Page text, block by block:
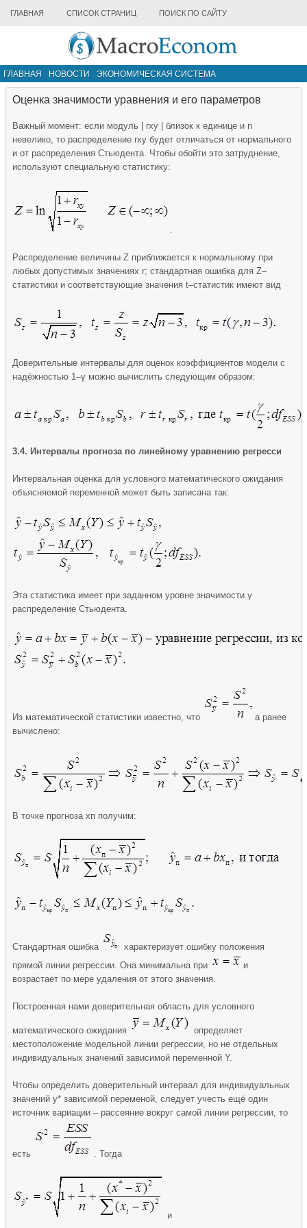
ГЛАВНАЯ СПИСОК СТРАНИЦ ПОИСК ПО САЙТУ
ГЛАВНАЯ НОВОСТИ
ЭКОНОМИЧЕСКАЯ СИСТЕМА
ИНФРАСТРУКТУРА РЫНКА
Оценка значимости уравнения и его параметров
Важный момент: если модуль | rxy | близок к единице и n
невелико, то распределение rxy будет отличаться от нормального
и от распределения Стьюдента. Чтобы обойти это затруднение,
используют специальную статистику:
Распределение величины Z приближается к нормальному при
любых допустимых значениях r; стандартная ошибка для Z–
статистики и соответствующие значения t–статистик имеют вид
Доверительные интервалы для оценок коэффициентов модели с
надёжностью 1–γ можно вычислить следующим образом:
3.4. Интервалы прогноза по линейному уравнению регресси
Интервальная оценка для условного математического ожидания
объясняемой переменной может быть записана так:
Эта статистика имеет при заданном уровне значимости γ
распределение Стьюдента.
Из математической статистики известно, что
а ранее
вычислено:
В точке прогноза xп получим:
Стандартная ошибка
характеризует ошибку положения
прямой линии регрессии. Она минимальна при
и
возрастает по мере удаления от этого значения.
Построенная нами доверительная область для условного
математического ожидания
определяет
местоположение модельной линии регрессии, но не отдельных
индивидуальных значений зависимой переменной Y.
Чтобы определить доверительный интервал для индивидуальных
значений y* зависимой переменой, следует учесть ещё один
источник вариации – рассеяние вокруг самой линии регрессии, то
есть . Тогда
и